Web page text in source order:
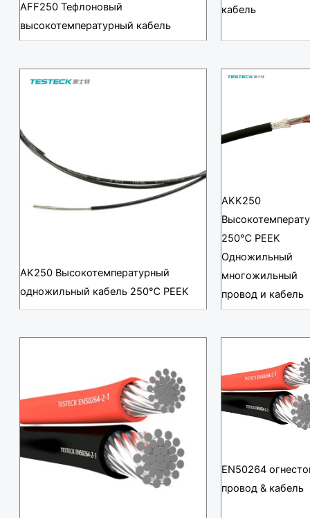
AFF250 Тефлоновый
высокотемпературный кабель
кабель
AK250 Высокотемпературный
одножильный кабель 250℃ PEEK
AKK250
250℃ PEEK
Одножильный
многожильный
провод и кабель
EN50264
провод & кабель